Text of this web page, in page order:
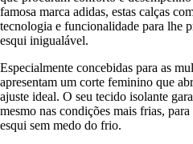
famosa marca adidas, estas calças
tecnologia e funcionalidade para lhe
esqui inigualável.
Especialmente concebidas para as
apresentam um corte feminino que
ajuste ideal. O seu tecido isolante
mesmo nas condições mais frias,
esqui sem medo do frio.